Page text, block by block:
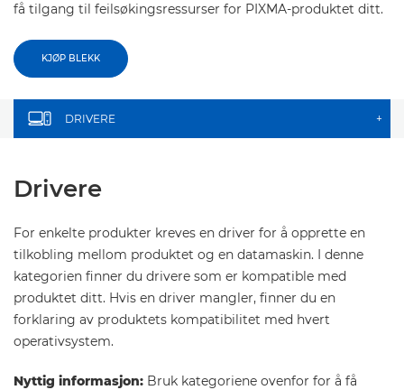
få tilgang til feilsøkingsressurser for PIXMA-produktet ditt.
KJØP BLEKK
DRIVERE +
Drivere
For enkelte produkter kreves en driver for å opprette en
tilkobling mellom produktet og en datamaskin. I denne
kategorien finner du drivere som er kompatible med
produktet ditt. Hvis en driver mangler, finner du en
forklaring av produktets kompatibilitet med hvert
operativsystem.
Nyttig informasjon: Bruk kategoriene ovenfor for å få